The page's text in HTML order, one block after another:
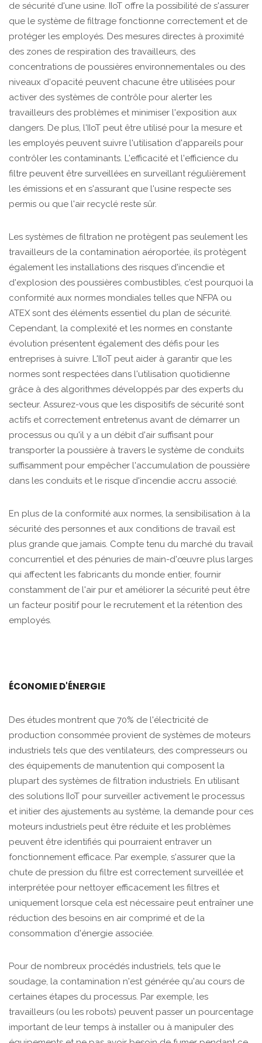
de sécurité d'une usine. IIoT offre la possibilité de s'assurer
que le système de filtrage fonctionne correctement et de
protéger les employés. Des mesures directes à proximité
des zones de respiration des travailleurs, des
concentrations de poussières environnementales ou des
niveaux d'opacité peuvent chacune être utilisées pour
activer des systèmes de contrôle pour alerter les
travailleurs des problèmes et minimiser l'exposition aux
dangers. De plus, l'IIoT peut être utilisé pour la mesure et
les employés peuvent suivre l'utilisation d'appareils pour
contrôler les contaminants. L'efficacité et l'efficience du
filtre peuvent être surveillées en surveillant régulièrement
les émissions et en s'assurant que l'usine respecte ses
permis ou que l'air recyclé reste sûr.
Les systèmes de filtration ne protègent pas seulement les
travailleurs de la contamination aéroportée, ils protègent
également les installations des risques d'incendie et
d'explosion des poussières combustibles, c’est pourquoi la
conformité aux normes mondiales telles que NFPA ou
ATEX sont des éléments essentiel du plan de sécurité.
Cependant, la complexité et les normes en constante
évolution présentent également des défis pour les
entreprises à suivre. L'IIoT peut aider à garantir que les
normes sont respectées dans l'utilisation quotidienne
grâce à des algorithmes développés par des experts du
secteur. Assurez-vous que les dispositifs de sécurité sont
actifs et correctement entretenus avant de démarrer un
processus ou qu'il y a un débit d'air suffisant pour
transporter la poussière à travers le système de conduits
suffisamment pour empêcher l'accumulation de poussière
dans les conduits et le risque d'incendie accru associé.
En plus de la conformité aux normes, la sensibilisation à la
sécurité des personnes et aux conditions de travail est
plus grande que jamais. Compte tenu du marché du travail
concurrentiel et des pénuries de main-d'œuvre plus larges
qui affectent les fabricants du monde entier, fournir
constamment de l'air pur et améliorer la sécurité peut être
un facteur positif pour le recrutement et la rétention des
employés.
ÉCONOMIE D'ÉNERGIE
Des études montrent que 70% de l'électricité de
production consommée provient de systèmes de moteurs
industriels tels que des ventilateurs, des compresseurs ou
des équipements de manutention qui composent la
plupart des systèmes de filtration industriels. En utilisant
des solutions IIoT pour surveiller activement le processus
et initier des ajustements au système, la demande pour ces
moteurs industriels peut être réduite et les problèmes
peuvent être identifiés qui pourraient entraver un
fonctionnement efficace. Par exemple, s'assurer que la
chute de pression du filtre est correctement surveillée et
interprétée pour nettoyer efficacement les filtres et
uniquement lorsque cela est nécessaire peut entraîner une
réduction des besoins en air comprimé et de la
consommation d'énergie associée.
Pour de nombreux procédés industriels, tels que le
soudage, la contamination n'est générée qu'au cours de
certaines étapes du processus. Par exemple, les
travailleurs (ou les robots) peuvent passer un pourcentage
important de leur temps à installer ou à manipuler des